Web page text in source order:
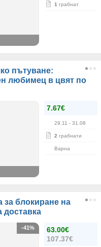
1 грабнат
пътуване:
любимец в цвят по
7.67€
29.11 - 31.08
2 грабнати
Варна
за блокиране на
доставка
63.00€
107.37€
-41%